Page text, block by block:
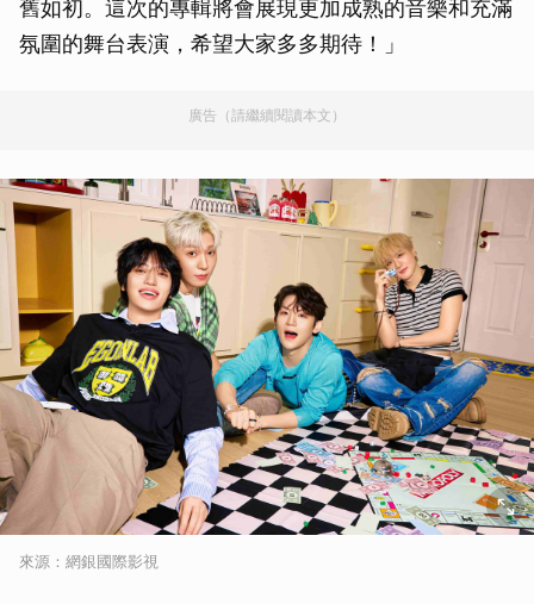
舊如初。這次的專輯將會展現更加成熟的音樂和充滿
氛圍的舞台表演，希望大家多多期待！」
廣告（請繼續閱讀本文）
來源：網銀國際影視